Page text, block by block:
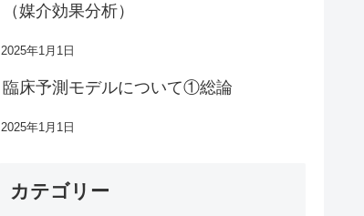
（媒介効果分析）
2025年1月1日
臨床予測モデルについて①総論
2025年1月1日
カテゴリー